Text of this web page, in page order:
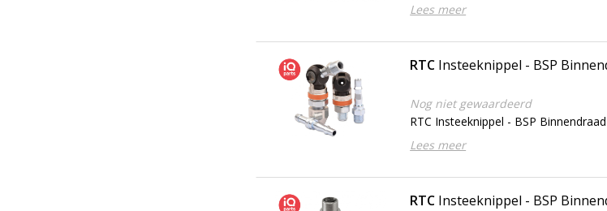
Lees meer
RTC Insteeknippel - BSP
Nog niet gewaardeerd
RTC Insteeknippel - BSP
Lees meer
RTC Insteeknippel - BSP